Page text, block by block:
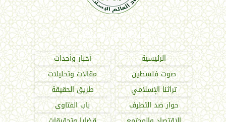
اتحاد العالم الإسلامي
الرئيسية
أخبار وأحداث
صوت فلسطين
مقالات وتحليلات
تراثنا الإسلامي
طريق الحقيقة
حوار ضد التطرف
باب الفتاوى